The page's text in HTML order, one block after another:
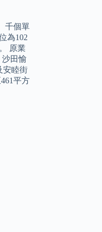
千個單
為102
原業
沙田愉
安睦街
平方